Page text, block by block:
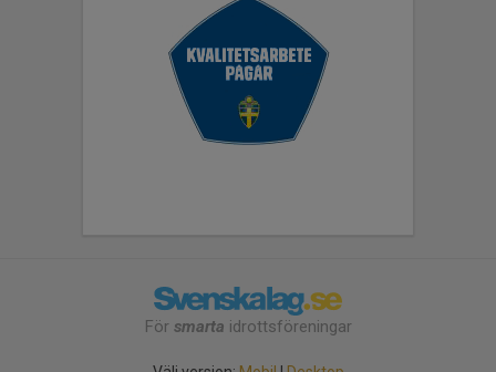
För smarta idrottsföreningar